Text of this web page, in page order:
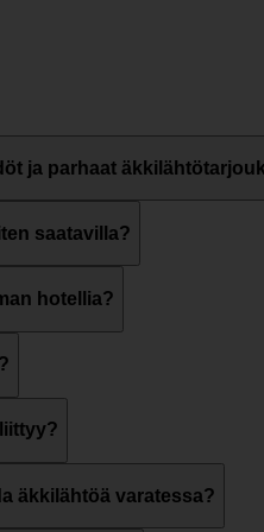
ja parhaat
saatavilla?
hotellia?
äkkilähtöä varatessa?